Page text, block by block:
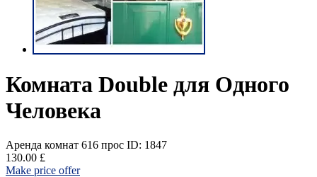
Комната Double для Одного
Человека
Аренда комнат 616 прос ID: 1847
130.00 £
Make price offer